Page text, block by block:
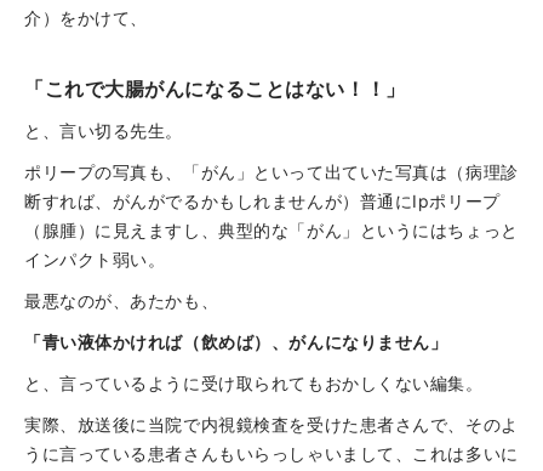
介）をかけて、
「これで大腸がんになることはない！！」
と、言い切る先生。
ポリープの写真も、「がん」といって出ていた写真は（病理診
断すれば、がんがでるかもしれませんが）普通にIpポリープ
（腺腫）に見えますし、典型的な「がん」というにはちょっと
インパクト弱い。
最悪なのが、あたかも、
「青い液体かければ（飲めば）、がんになりません」
と、言っているように受け取られてもおかしくない編集。
実際、放送後に当院で内視鏡検査を受けた患者さんで、そのよ
うに言っている患者さんもいらっしゃいまして、これは多いに